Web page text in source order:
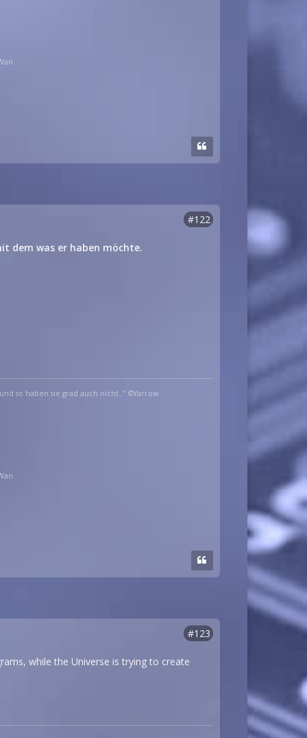
#122
dem was er haben möchte.
so haben sie grad auch nicht.." ©Yarrow
#123
while the Universe is trying to create